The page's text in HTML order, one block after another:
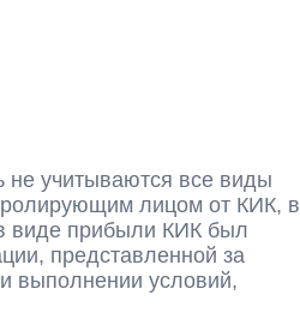
учитываются все виды
лицом от КИК, в
виде прибыли КИК был
представленной за
выполнении условий,